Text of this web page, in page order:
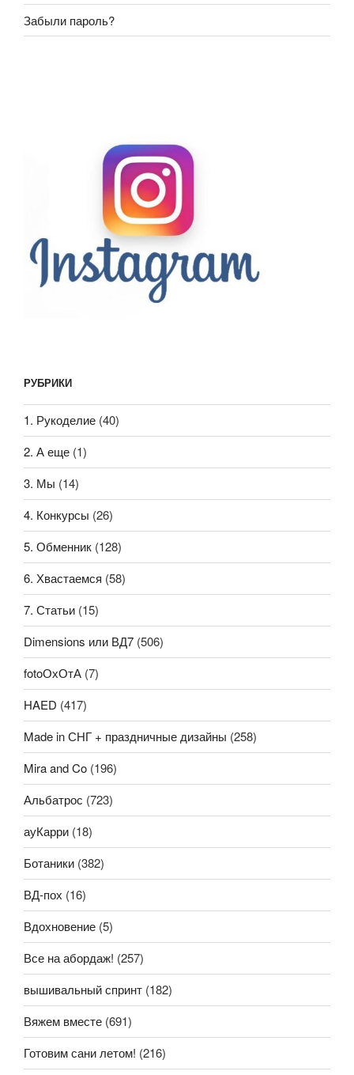
Забыли пароль?
РУБРИКИ
1. Рукоделие (40)
2. А еще (1)
3. Мы (14)
4. Конкурсы (26)
5. Обменник (128)
6. Хвастаемся (58)
7. Статьи (15)
Dimensions или ВД7 (506)
fotoОхОтА (7)
HAED (417)
Made in СНГ + праздничные дизайны (258)
Mira and Co (196)
Альбатрос (723)
ауКарри (18)
Ботаники (382)
ВД-пох (16)
Вдохновение (5)
Все на абордаж! (257)
вышивальный спринт (182)
Вяжем вместе (691)
Готовим сани летом! (216)